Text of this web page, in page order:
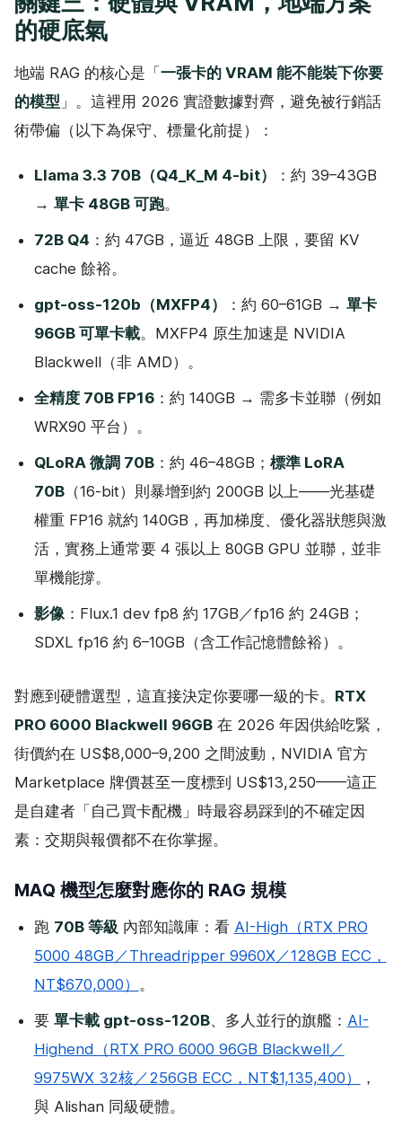
的硬底氣
地端 RAG 的核心是「一張卡的 VRAM 能不能裝下你要
的模型 」。這裡用 2026 實證數據對齊，避免被行銷話
術帶偏（以下為保守、標量化前提）：
Llama 3.3 70B（Q4_K_M 4-bit）
：約 39–43GB
→ 單卡 48GB 可跑。
72B Q4 ：約 47GB，逼近 48GB 上限，要留 KV
cache 餘裕。
gpt-oss-120b（MXFP4）
：約 60–61GB → 單卡
96GB 可單卡載。MXFP4 原生加速是 NVIDIA
Blackwell（非 AMD）。
全精度 70B FP16：約 140GB → 需多卡並聯（例如
WRX90 平台）。
QLoRA 微調 70B：約 46–48GB； 標準 LoRA
70B（16-bit）則暴增到約 200GB 以上——光基礎
權重 FP16 就約 140GB，再加梯度、優化器狀態與激
活，實務上通常要 4 張以上 80GB GPU 並聯，並非
單機能撐。
影像：Flux.1 dev fp8 約 17GB／fp16 約 24GB；
SDXL fp16 約 6–10GB（含工作記憶體餘裕）。
對應到硬體選型，這直接決定你要哪一級的卡。 RTX
PRO 6000 Blackwell 96GB 在 2026 年因供給吃緊，
街價約在 US$8,000–9,200 之間波動，NVIDIA 官方
Marketplace 牌價甚至一度標到 US$13,250——這正
是自建者「自己買卡配機」時最容易踩到的不確定因
素：交期與報價都不在你掌握。
MAQ 機型怎麼對應你的 RAG 規模
跑 70B 等級 內部知識庫：看 AI-High（RTX PRO
5000 48GB／Threadripper 9960X／128GB ECC，
NT$670,000） 。
要 單卡載 gpt-oss-120B、多人並行的旗艦： AI-
Highend（RTX PRO 6000 96GB Blackwell／
9975WX 32核／256GB ECC，NT$1,135,400）
，
與 Alishan 同級硬體。